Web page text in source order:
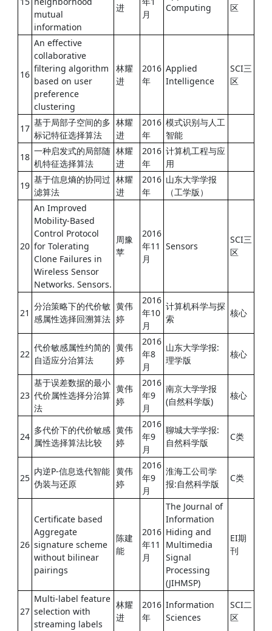
mutual
information
进
月
Computing
区
16
An effective
collaborative
filtering algorithm
based on user
preference
clustering
林耀
进
2016
年
Applied
Intelligence
SCI三
区
17
基于局部子空间的多
标记特征选择算法
林耀
进
2016
年
模式识别与人工
智能
18
一种启发式的局部随
机特征选择算法
林耀
进
2016
年
计算机工程与应
用
19
基于信息熵的协同过
滤算法
林耀
进
2016
年
山东大学学报
（工学版）
20
An Improved
Mobility-Based
Control Protocol
for Tolerating
Clone Failures in
Wireless Sensor
Networks. Sensors.
周豫
苹
2016
年11
月
Sensors
SCI三
区
21
分治策略下的代价敏
感属性选择回溯算法
黄伟
婷
2016
年10
月
计算机科学与探
索
核心
22
代价敏感属性约简的
自适应分治算法
黄伟
婷
2016
年8
月
山东大学学报:
理学版
核心
23
基于误差数据的最小
代价属性选择分治算
法
黄伟
婷
2016
年9
月
南京大学学报
(自然科学版)
核心
24
多代价下的代价敏感
属性选择算法比较
黄伟
婷
2016
年9
月
聊城大学学报:
自然科学版
C类
25
内逆P-信息迭代智能
伪装与还原
黄伟
婷
2016
年9
月
淮海工公司学
报:自然科学版
C类
26
Certificate based
Aggregate
signature scheme
without bilinear
pairings
陈建
能
2016
年11
月
The Journal of
Information
Hiding and
Multimedia
Signal
Processing
(JIHMSP)
EI期
刊
27
Multi-label feature
selection with
streaming labels
林耀
进
2016
年
Information
Sciences
SCI二
区